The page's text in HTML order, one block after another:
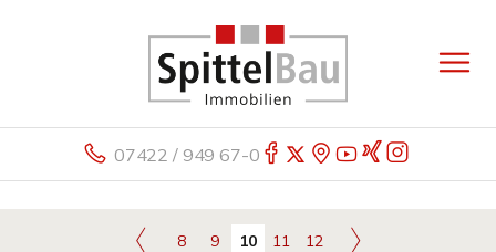
07422 / 949 67-0
8 9 10 11 12